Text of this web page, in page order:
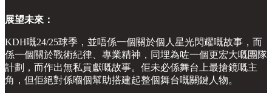
展望未來：
KDH嘅24/25球季，並唔係一個關於個人星光閃耀嘅故事，而
係一個關於戰術紀律、專業精神，同埋為咗一個更宏大嘅團隊
計劃，而作出無私貢獻嘅故事。佢未必係舞台上最搶鏡嘅主
角，但佢絕對係嗰個幫助搭建起整個舞台嘅關鍵人物。